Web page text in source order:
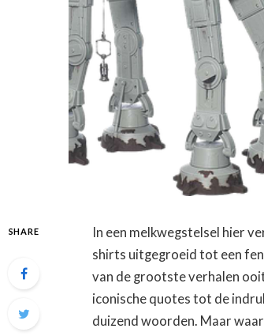
SHARE
In een melkwegstelsel hier
shirts uitgegroeid tot een
van de grootste verhalen
iconische quotes tot de
duizend woorden. Maar